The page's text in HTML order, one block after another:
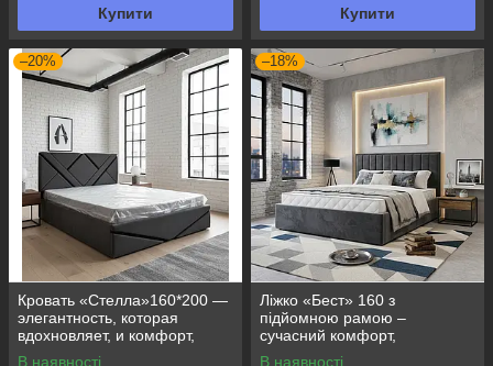
Купити Купити
–20%
Кровать «Стелла»160*200 —
элегантность, которая
вдохновляет, и комфорт,
который ощущается с
В наявності
–18%
Ліжко «Бест» 160 з
підйомною рамою –
сучасний комфорт,
практичність та елегантний
В наявності